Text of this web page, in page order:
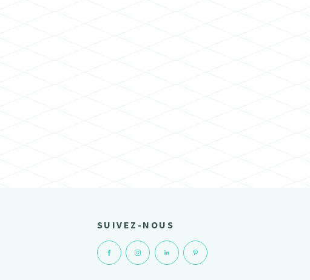
SUIVEZ-NOUS